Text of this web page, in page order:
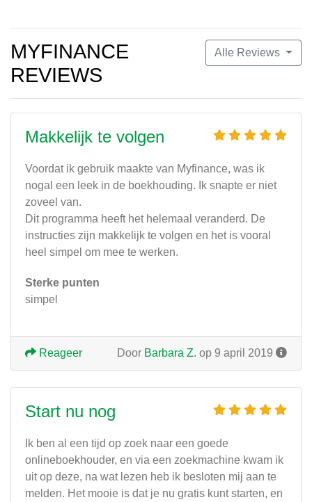
Alle Reviews
MYFINANCE
REVIEWS
Makkelijk te volgen
Voordat ik gebruik maakte van Myfinance, was ik
nogal een leek in de boekhouding. Ik snapte er niet
zoveel van.
Dit programma heeft het helemaal veranderd. De
instructies zijn makkelijk te volgen en het is vooral
heel simpel om mee te werken.
Sterke punten
simpel
Door Barbara Z. op 9 april 2019
Reageer
Start nu nog
Ik ben al een tijd op zoek naar een goede
onlineboekhouder, en via een zoekmachine kwam ik
uit op deze, na wat lezen heb ik besloten mij aan te
melden. Het mooie is dat je nu gratis kunt starten, en